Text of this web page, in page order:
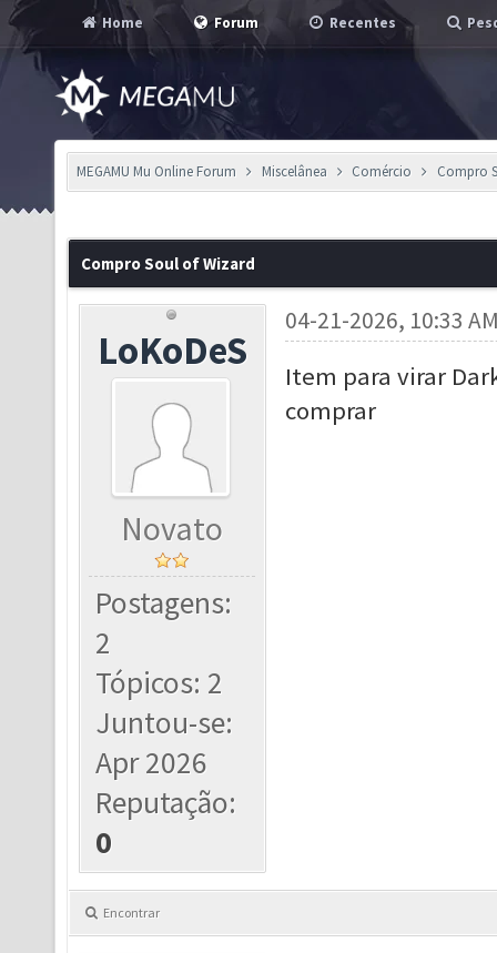
Home Forum Recentes
MEGAMU Mu Online Forum Miscelânea Comércio Compro
Compro Soul of Wizard
LoKoDeS
Novato
Postagens:
2
Tópicos: 2
Juntou-se:
Apr 2026
Reputação:
0
04-21-2026, 10:33
Item para virar
comprar
Encontrar